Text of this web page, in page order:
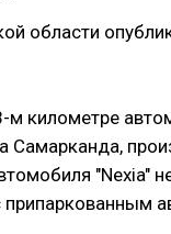
области
м километре
Самарканда,
"Nexia"